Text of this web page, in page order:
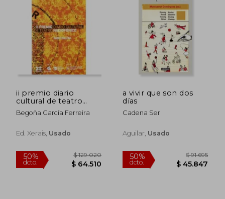
10%
dcto. $ 33.489
50%
ii premio diario
cultural de teatro
radiofónico
Begoña García Ferreira
Ed. Xerais, Usado
a vivir que son dos
días
Cadena Ser
Aguilar, Usado